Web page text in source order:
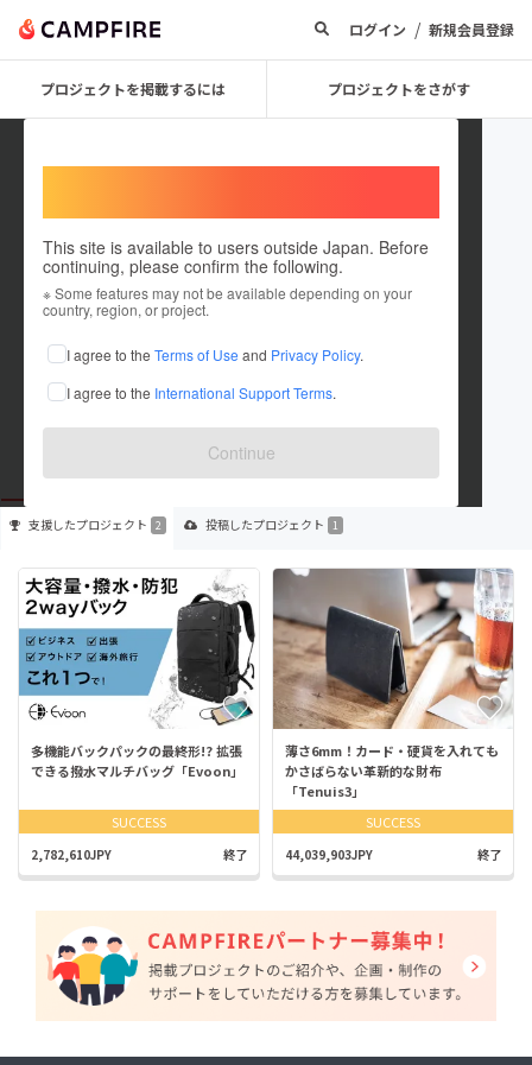
ログイン / 新規会員登録
プロジェクトを掲載するには プロジェクトをさがす
This site is available to users outside Japan. Before
continuing, please confirm the following.
※ Some features may not be available depending on your
country, region, or project.
I agree to the Terms of Use and Privacy Policy.
I agree to the International Support Terms.
Continue
Lyaos
これまでに2回支援して1件のプロジェクトを投稿しています
在住国：日本 現在地：茨城県
出身国：日本 出身地：兵庫県
支援したプロジェクト 2 投稿したプロジェクト 1
多機能バックパックの最終形!? 拡張
できる撥水マルチバッグ「Evoon」
SUCCESS
2,782,610JPY 終了
薄さ6mm！カード・硬貨を入れても
かさばらない革新的な財布
「Tenuis3」
SUCCESS
44,039,903JPY 終了